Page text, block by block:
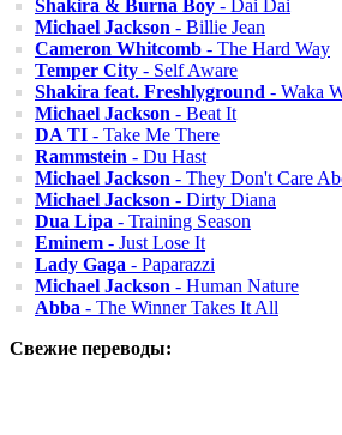
Shakira & Burna Boy - Dai Dai
Michael Jackson - Billie Jean
Cameron Whitcomb - The Hard Way
Temper City - Self Aware
Shakira feat. Freshlyground - Waka
Michael Jackson - Beat It
DA TI - Take Me There
Rammstein - Du Hast
Michael Jackson - They Don't Care
Michael Jackson - Dirty Diana
Dua Lipa - Training Season
Eminem - Just Lose It
Lady Gaga - Paparazzi
Michael Jackson - Human Nature
Abba - The Winner Takes It All
Свежие переводы: